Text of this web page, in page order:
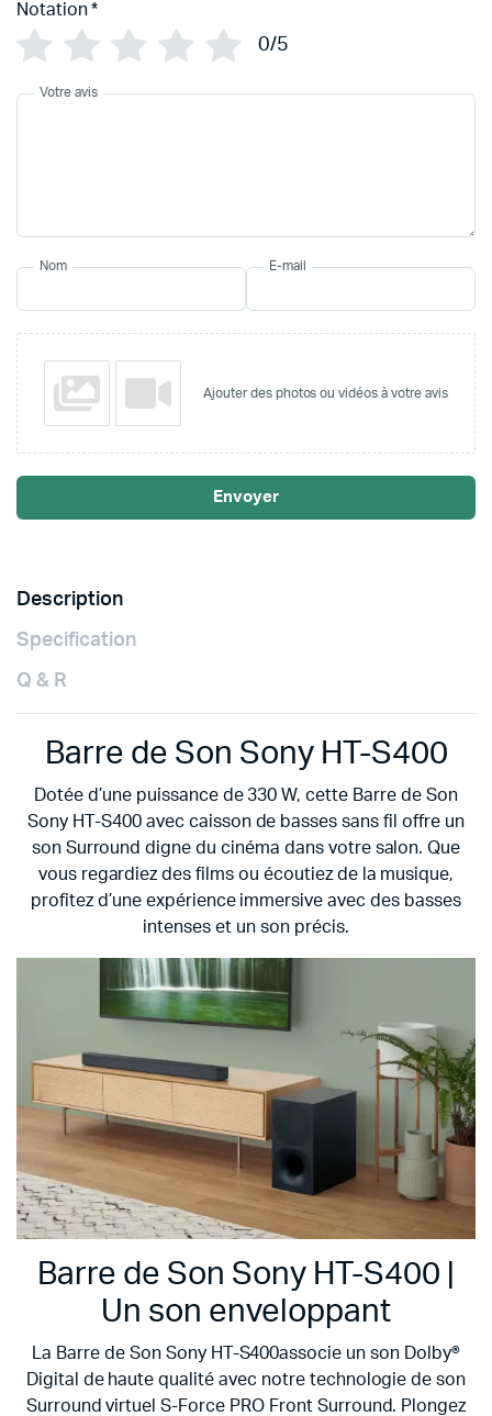
Notation *
0/5
Votre avis
Nom E-mail
Ajouter des photos ou vidéos à votre avis
Envoyer
Description
Specification
Q & R
Barre de Son Sony HT-S400
Dotée d’une puissance de 330 W, cette Barre de Son
Sony HT-S400 avec caisson de basses sans fil offre un
son Surround digne du cinéma dans votre salon. Que
vous regardiez des films ou écoutiez de la musique,
profitez d’une expérience immersive avec des basses
intenses et un son précis.
Barre de Son Sony HT-S400 |
Un son enveloppant
La Barre de Son Sony HT-S400associe un son Dolby®
Digital de haute qualité avec notre technologie de son
Surround virtuel S-Force PRO Front Surround. Plongez